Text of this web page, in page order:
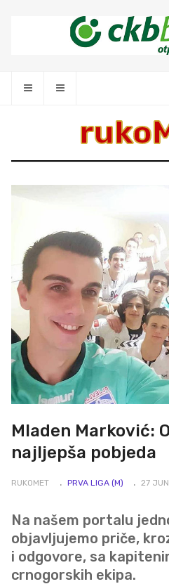
Mladen Marković:
najljepša pobjeda
RUKOMET PRVA LIGA (M) 27
Na našem portalu
objavljujemo priče,
i odgovore, sa
crnogorskih ekipa.